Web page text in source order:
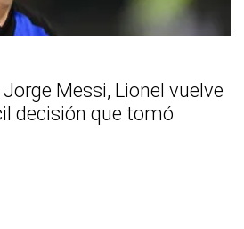
Messi, Lionel vuelve
decisión que tomó